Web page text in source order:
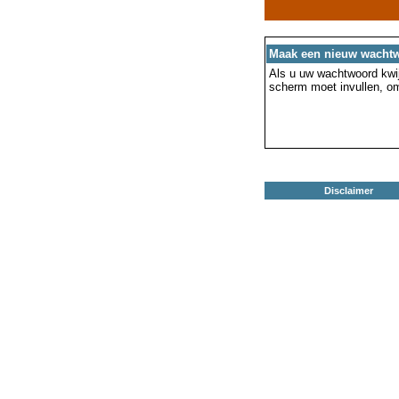
Maak een nieuw
Als u uw wachtwoord
scherm moet invullen,
Disclaimer